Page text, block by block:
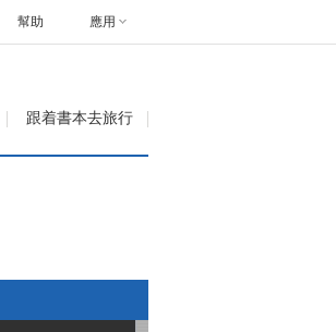
幫助 應用
跟着書本去旅行